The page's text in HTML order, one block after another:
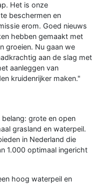
Het is onze
beschermen en
erom. Goed nieuws
hebben gemaakt met
groeien. Nu gaan we
aan de slag met
aanleggen van
kruidenrijker maken."
belang: grote en open
grasland en waterpeil.
in Nederland die
1.000 optimaal ingericht
hoog waterpeil en